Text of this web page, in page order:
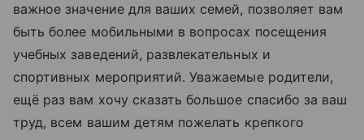
важное значение для ваших семей, позволяет вам
быть более мобильными в вопросах посещения
учебных заведений, развлекательных и
спортивных мероприятий. Уважаемые родители,
ещё раз вам хочу сказать большое спасибо за ваш
труд, всем вашим детям пожелать крепкого